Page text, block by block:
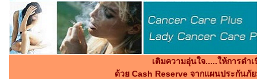
เติมความอุ่นใจ.....ให้การดำเนิ
ด้วย Cash Reserve จากแผนประกันภัยม